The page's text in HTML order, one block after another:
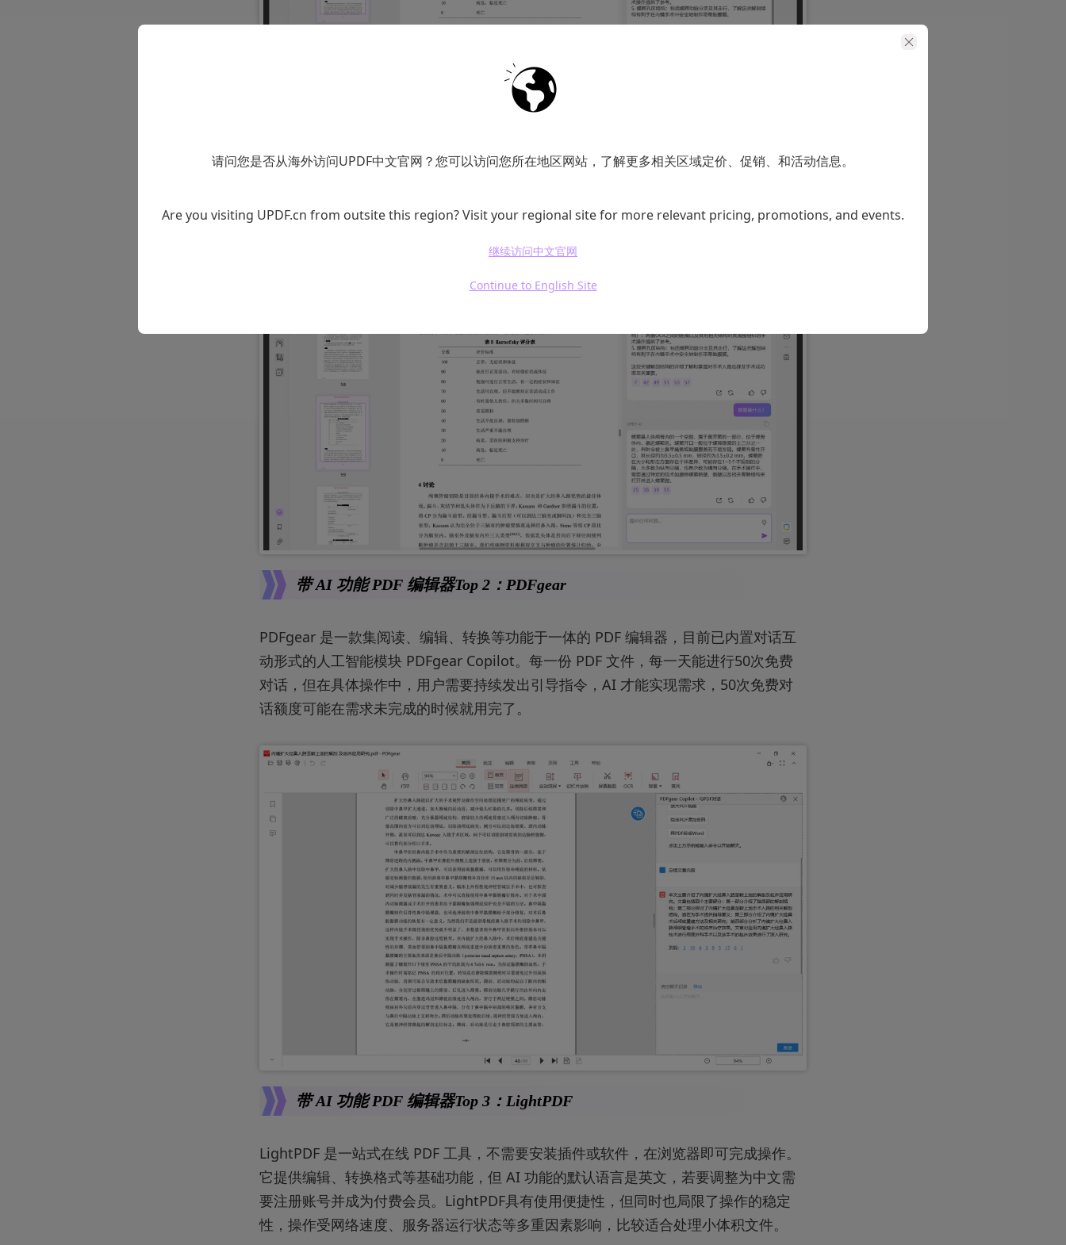
请问您是否从海外访问UPDF中文官网？您可以访问您所在地区网站，了解更多相关区域定价、促销、和活动信息。
Are you visiting UPDF.cn from outsite this region? Visit your regional site for more relevant pricing, promotions, and events.
继续访问中文官网
Continue to English Site
以理解的晦涩词段，无需去搜索引擎寻找答案，直接向 UPDF AI 提出问题，它就会为
带 AI 功能 PDF 编辑器Top 2：PDFgear
PDFgear 是一款集阅读、编辑、转换等功能于一体的 PDF 编辑器，目前已内置对话互
动形式的人工智能模块 PDFgear Copilot。每一份 PDF 文件，每一天能进行50次免费
对话，但在具体操作中，用户需要持续发出引导指令，AI 才能实现需求，50次免费对
话额度可能在需求未完成的时候就用完了。
带 AI 功能 PDF 编辑器Top 3：LightPDF
LightPDF 是一站式在线 PDF 工具，不需要安装插件或软件，在浏览器即可完成操作。
它提供编辑、转换格式等基础功能，但 AI 功能的默认语言是英文，若要调整为中文需
要注册账号并成为付费会员。LightPDF具有使用便捷性，但同时也局限了操作的稳定
性，操作受网络速度、服务器运行状态等多重因素影响，比较适合处理小体积文件。